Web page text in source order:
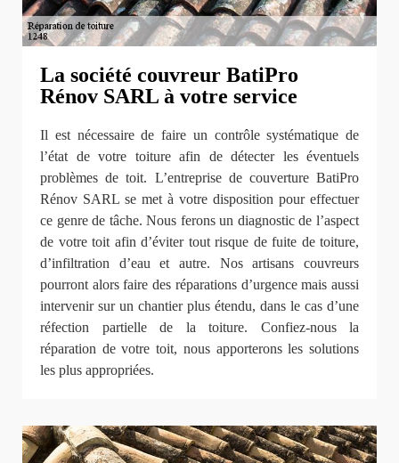
La société couvreur BatiPro
Rénov SARL à votre service
Il est nécessaire de faire un contrôle systématique de
l’état de votre toiture afin de détecter les éventuels
problèmes de toit. L’entreprise de couverture BatiPro
Rénov SARL se met à votre disposition pour effectuer
ce genre de tâche. Nous ferons un diagnostic de l’aspect
de votre toit afin d’éviter tout risque de fuite de toiture,
d’infiltration d’eau et autre. Nos artisans couvreurs
pourront alors faire des réparations d’urgence mais aussi
intervenir sur un chantier plus étendu, dans le cas d’une
réfection partielle de la toiture. Confiez-nous la
réparation de votre toit, nous apporterons les solutions
les plus appropriées.